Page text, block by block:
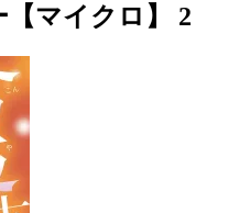
マイクロ】 2